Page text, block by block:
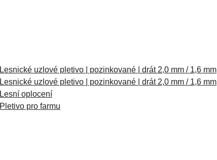
Lesnické uzlové pletivo | pozinkované | drát 2,0 mm / 1,6 mm
Lesnické uzlové pletivo | pozinkované | drát 2,0 mm / 1,6 mm
Lesní oplocení
Pletivo pro farmu